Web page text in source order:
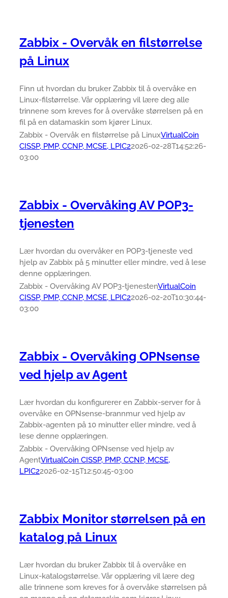
Zabbix - Overvåk en filstørrelse
på Linux
Finn ut hvordan du bruker Zabbix til å overvåke en
Linux-filstørrelse. Vår opplæring vil lære deg alle
trinnene som kreves for å overvåke størrelsen på en
fil på en datamaskin som kjører Linux.
Zabbix - Overvåk en filstørrelse på LinuxVirtualCoin
CISSP, PMP, CCNP, MCSE, LPIC22026-02-28T14:52:26-
03:00
Zabbix - Overvåking AV POP3-
tjenesten
Lær hvordan du overvåker en POP3-tjeneste ved
hjelp av Zabbix på 5 minutter eller mindre, ved å lese
denne opplæringen.
Zabbix - Overvåking AV POP3-tjenestenVirtualCoin
CISSP, PMP, CCNP, MCSE, LPIC22026-02-20T10:30:44-
03:00
Zabbix - Overvåking OPNsense
ved hjelp av Agent
Lær hvordan du konfigurerer en Zabbix-server for å
overvåke en OPNsense-brannmur ved hjelp av
Zabbix-agenten på 10 minutter eller mindre, ved å
lese denne opplæringen.
Zabbix - Overvåking OPNsense ved hjelp av
AgentVirtualCoin CISSP, PMP, CCNP, MCSE,
LPIC22026-02-15T12:50:45-03:00
Zabbix Monitor størrelsen på en
katalog på Linux
Lær hvordan du bruker Zabbix til å overvåke en
Linux-katalogstørrelse. Vår opplæring vil lære deg
alle trinnene som kreves for å overvåke størrelsen på